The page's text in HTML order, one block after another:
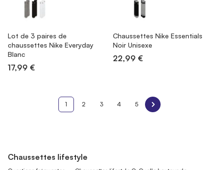
Lot de 3 paires de
chaussettes Nike Everyday
Blanc
17,99 €
Chaussettes Nike Essentials
Noir Unisexe
22,99 €
1 2 3 4 5
Chaussettes lifestyle